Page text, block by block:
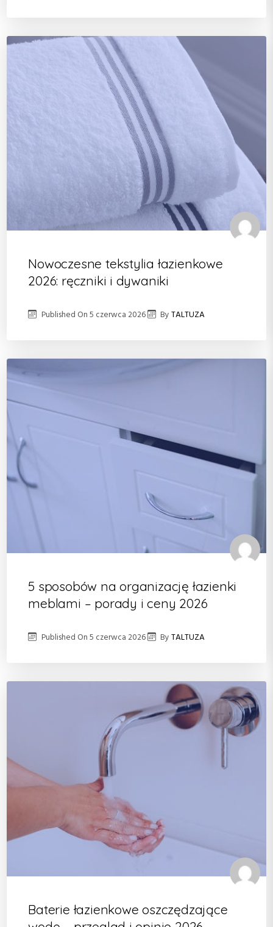
Nowoczesne tekstylia łazienkowe
2026: ręczniki i dywaniki
Published On5 czerwca 2026 ByTALTUZA
5 sposobów na organizację łazienki
meblami – porady i ceny 2026
Published On5 czerwca 2026 ByTALTUZA
Baterie łazienkowe oszczędzające